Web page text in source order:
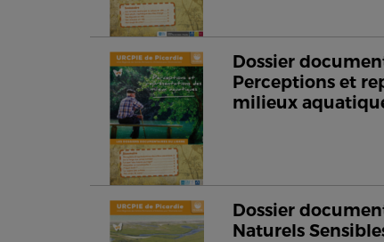
Dossier
Perceptions et
milieux
Dossier
Naturels